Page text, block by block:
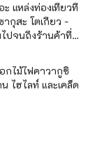
แหล่งท่องเที่ยวที่
กุสะ โตเกียว -
ปจนถึงร้านค้าที่มี
กไม้ไฟคาวากูชิ
ไฮไลท์ และเคล็ด